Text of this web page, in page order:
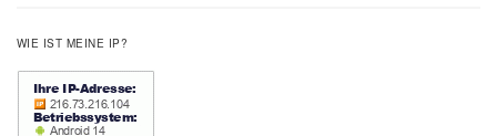
WIE IST MEINE IP?